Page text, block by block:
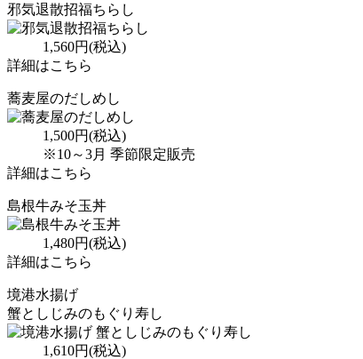
邪気退散招福ちらし
1,560円(税込)
詳細はこちら
蕎麦屋のだしめし
1,500円(税込)
※10～3月 季節限定販売
詳細はこちら
島根牛みそ玉丼
1,480円(税込)
詳細はこちら
境港水揚げ
蟹としじみのもぐり寿し
1,610円(税込)